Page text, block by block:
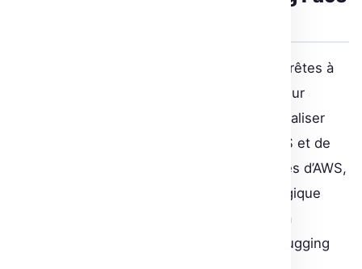
Fetch n’était pas satisfait des solutions IA prêtes à
l’emploi. Les limitations rencontrées avec leur
ancien fournisseur les ont conduits à internaliser
leur intelligence artificielle avec l’aide d’AWS et de
Hugging Face. En utilisant les infrastructures d’AWS,
Fetch a reconstruit son “cerveau” technologique
tout en formant en interne ses ingénieurs à
l’utilisation des modèles de transformers Hugging